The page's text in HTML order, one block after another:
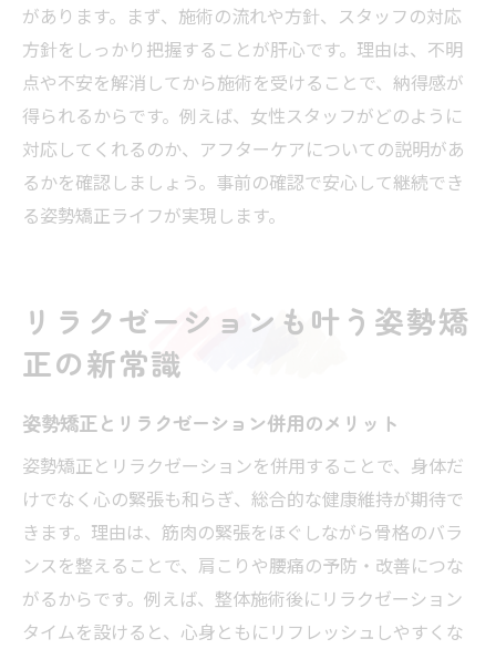
があります。まず、施術の流れや方針、スタッフの対応
方針をしっかり把握することが肝心です。理由は、不明
点や不安を解消してから施術を受けることで、納得感が
得られるからです。例えば、女性スタッフがどのように
対応してくれるのか、アフターケアについての説明があ
るかを確認しましょう。事前の確認で安心して継続でき
る姿勢矯正ライフが実現します。
リラクゼーションも叶う姿勢矯
正の新常識
姿勢矯正とリラクゼーション併用のメリット
姿勢矯正とリラクゼーションを併用することで、身体だ
けでなく心の緊張も和らぎ、総合的な健康維持が期待で
きます。理由は、筋肉の緊張をほぐしながら骨格のバラ
ンスを整えることで、肩こりや腰痛の予防・改善につな
がるからです。例えば、整体施術後にリラクゼーション
タイムを設けると、心身ともにリフレッシュしやすくな